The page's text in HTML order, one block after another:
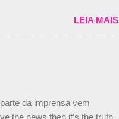
Senna em 2010. "Na
de ter assinado com Bruno
nada contra o filho do
LEIA MAIS
da imprensa vem
the news then it’s the truth